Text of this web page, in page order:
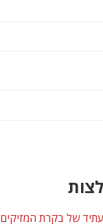
של בקרת המזיקים